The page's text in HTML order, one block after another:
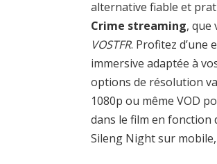
alternative fiable et
Crime streaming, que
VOSTFR. Profitez d’une
immersive adaptée à
options de résolution
1080p ou même VOD
dans le film en fonction
Sileng Night sur